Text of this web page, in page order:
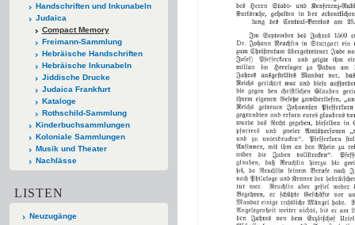
Handschriften und Inkunabeln
Judaica
Compact Memory
Freimann-Sammlung
Hebräische Handschriften
Hebräische Inkunabeln
Jiddische Drucke
Judaica Frankfurt
Kataloge
Rothschild-Sammlung
Kinderbuchsammlungen
Koloniale Sammlungen
Musik und Theater
Nachlässe
LISTEN
Neuzugänge